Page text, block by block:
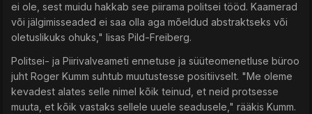
ei ole, sest muidu hakkab see piirama politsei tööd. Kaamerad
või jälgimisseaded ei saa olla aga mõeldud abstraktseks või
oletuslikuks ohuks," lisas Pild-Freiberg.
Politsei- ja Piirivalveameti ennetuse ja süüteomenetluse büroo
juht Roger Kumm suhtub muutustesse positiivselt. "Me oleme
kevadest alates selle nimel kõik teinud, et neid protsesse
muuta, et kõik vastaks sellele uuele seadusele," rääkis Kumm.